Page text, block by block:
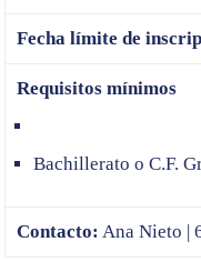
Fecha límite de
Requisitos mínimos
Bachillerato o C.F.
Contacto: Ana Nieto |